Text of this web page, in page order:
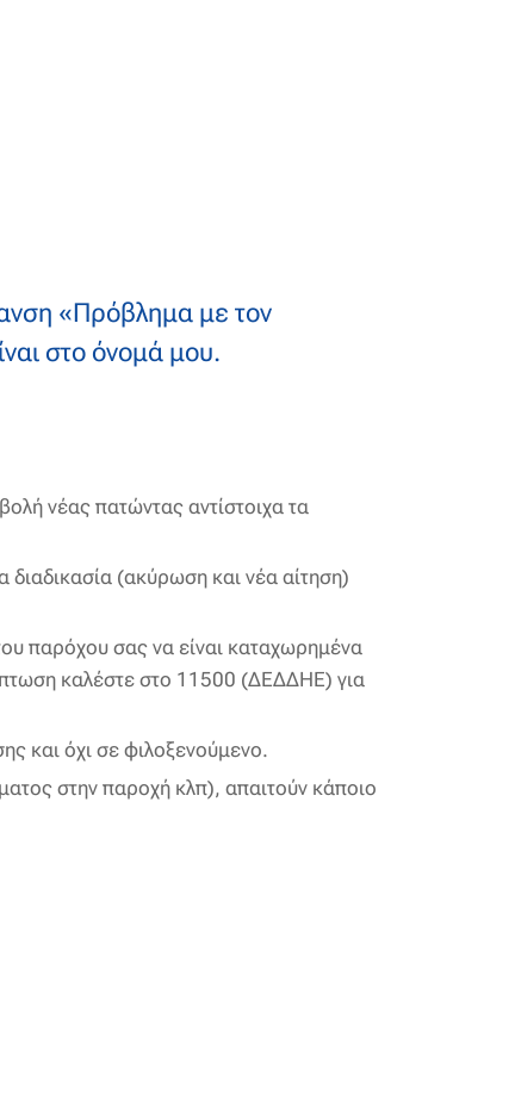
«Πρόβλημα με τον
στο όνομά μου.
νέας πατώντας αντίστοιχα τα
διαδικασία (ακύρωση και νέα αίτηση)
παρόχου σας να είναι καταχωρημένα
καλέστε στο 11500 (ΔΕΔΔΗΕ) για
και όχι σε φιλοξενούμενο.
στην παροχή κλπ), απαιτούν κάποιο